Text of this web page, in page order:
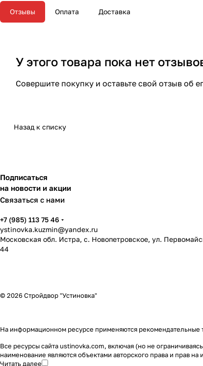
Отзывы Оплата Доставка
У этого товара пока нет
Совершите покупку и оставьте свой отзыв об
Назад к списку
Подписаться
на новости и акции
Связаться с нами
+7 (985) 113 75 46
ystinovka.kuzmin@yandex.ru
Московская обл. Истра, с. Новопетровское, ул.
44
© 2026 Стройдвор "Устиновка"
На информационном ресурсе применяются рекомендательные
Все ресурсы сайта ustinovka.com, включая (но не
наименование являются объектами авторского права и прав
Читать далее